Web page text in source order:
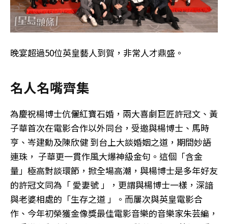
晚宴超過50位英皇藝人到賀，非常人才鼎盛。
名人名嘴齊集
為慶祝楊博士伉儷紅寶石婚，兩大喜劇巨匠許冠文、黃
子華首次在電影合作以外同台，受邀與楊博士、馬時
亨、岑建勳及陳欣健 到台上大談婚姻之道，期間妙語
連珠， 子華更一貫作風大爆神級金句。這個「含金
量」極高對談環節，掀全場高潮，與楊博士是多年好友
的許冠文同為「 愛妻號 」，更謂與楊博士一樣，深諳
與老婆相處的「生存之道 」。而屢次與英皇電影合
作、今年初榮獲金像獎最佳電影音樂的音樂家朱芸編，